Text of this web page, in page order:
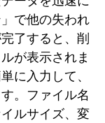
で他の失われ
了すると、削
が表示されま
に入力して、
。ファイル名
ルサイズ、変